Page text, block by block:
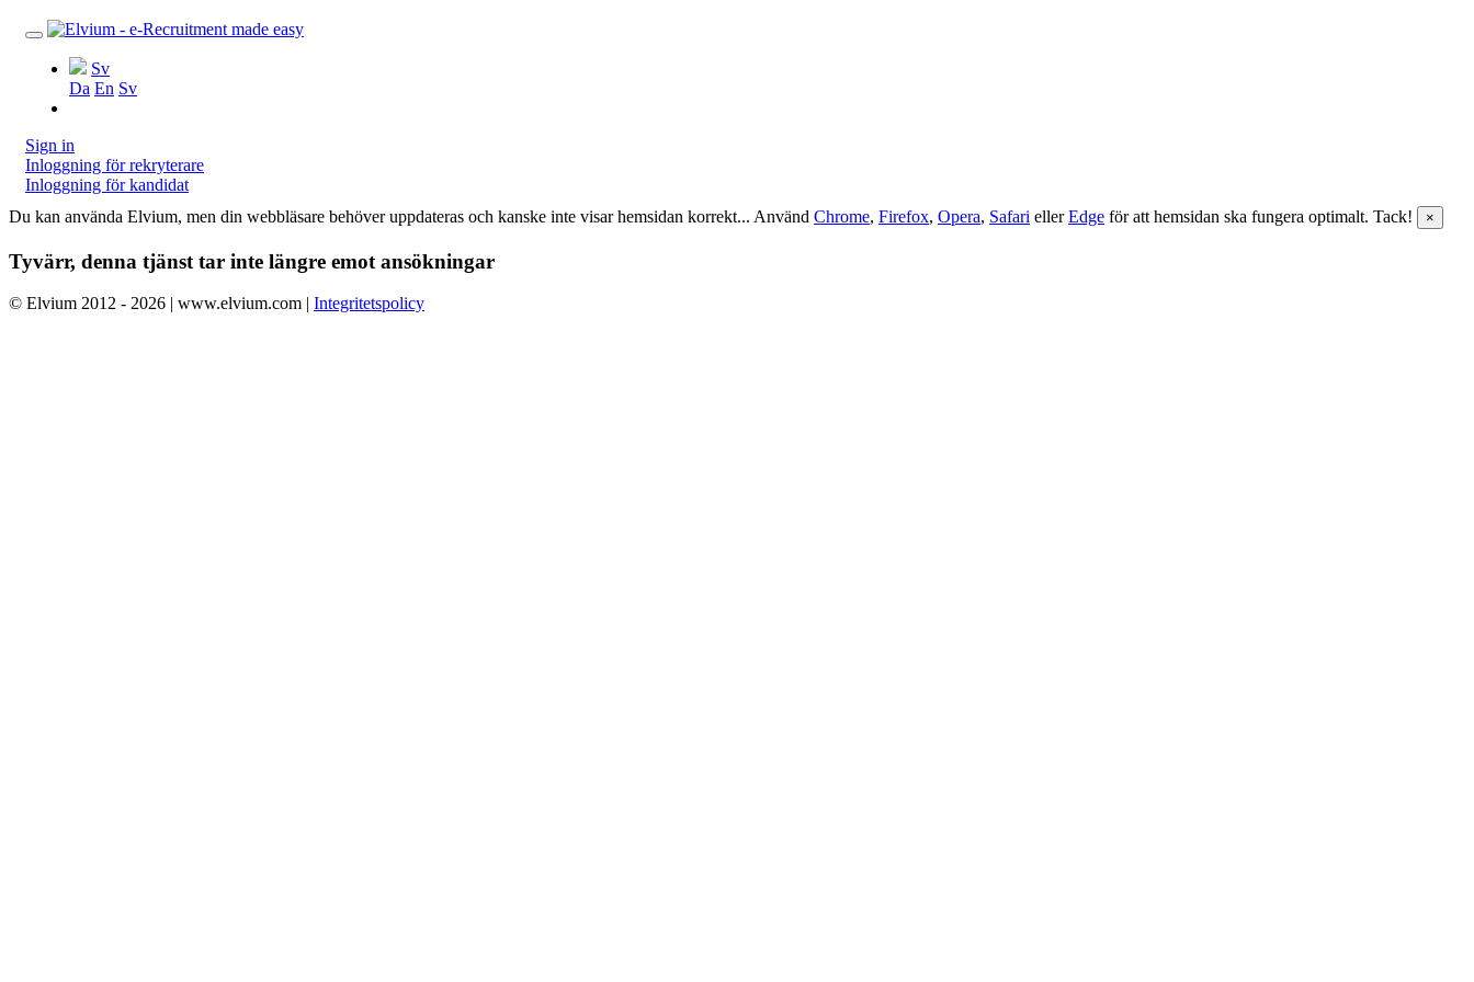
Sv
Da En Sv
Sign in
Inloggning för rekryterare
Inloggning för kandidat
Du kan använda Elvium, men din webbläsare behöver uppdateras och kanske inte visar hemsidan korrekt... Använd Chrome, Firefox, Opera, Safari ellerEdge för att hemsidan ska fungera optimalt. Tack! ×
Tyvärr, denna tjänst tar inte längre emot ansökningar
© Elvium 2012 - 2026 | www.elvium.com | Integritetspolicy